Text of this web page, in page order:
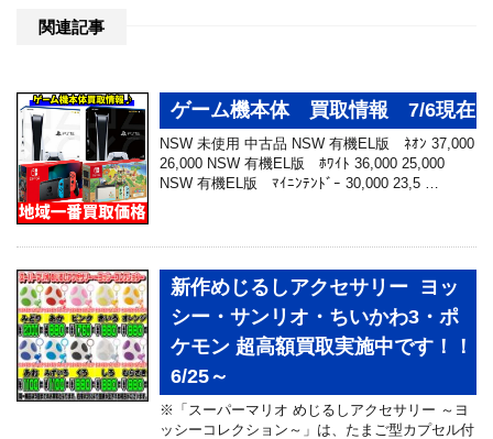
関連記事
ゲーム機本体 買取情報 7/6現在
NSW 未使用 中古品 NSW 有機EL版 ﾈｵﾝ 37,000
26,000 NSW 有機EL版 ﾎﾜｲﾄ 36,000 25,000
NSW 有機EL版 ﾏｲﾆﾝﾃﾝﾄﾞｰ 30,000 23,5 …
新作めじるしアクセサリー ヨッ
シー・サンリオ・ちいかわ3・ポ
ケモン 超高額買取実施中です！！
6/25～
※「スーパーマリオ めじるしアクセサリー ～ヨ
ッシーコレクション～」は、たまご型カプセル付